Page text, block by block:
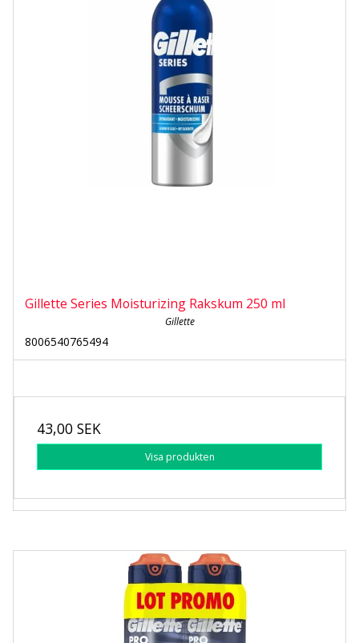
Gillette Series Moisturizing Rakskum 250 ml
Gillette
8006540765494
43,00 SEK
Visa produkten